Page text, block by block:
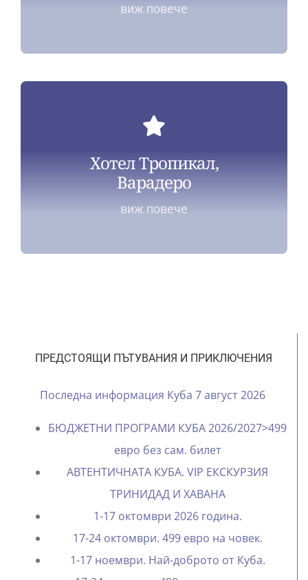
виж повече
Хотел Тропикал,
Варадеро
виж повече
ПРЕДСТОЯЩИ ПЪТУВАНИЯ И ПРИКЛЮЧЕНИЯ
Последна информация Куба 7 август 2026
БЮДЖЕТНИ ПРОГРАМИ КУБА 2026/2027>499
евро без сам. билет
АВТЕНТИЧНАТА КУБА. VIP ЕКСКУРЗИЯ
ТРИНИДАД И ХАВАНА
1-17 октомври 2026 година.
17-24 октомври. 499 евро на човек.
1-17 ноември. Най-доброто от Куба.